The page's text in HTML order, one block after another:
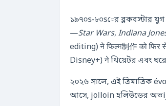
১৯৭০s-৮০sের ব্লকবস্টার
—Star Wars, Indiana
editing) ने फिल्म制作 को फिर
Disney+) ने থিয়েটর এবং
২০২৬ সালে, এই ত্রিমাত্রিক
আসে, jolloin হলিউডের